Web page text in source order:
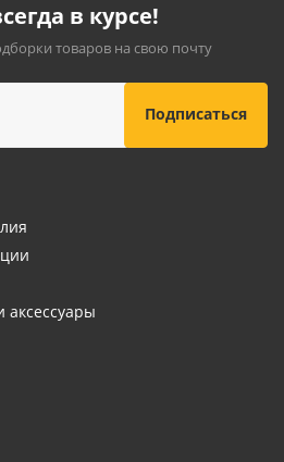
в курсе!
товаров на свою почту
аксессуары